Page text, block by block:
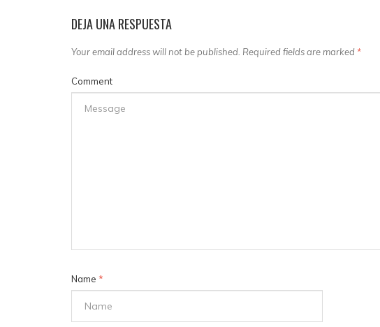
DEJA UNA RESPUESTA
Your email address will not be published. Required fields are marked *
Comment
Name *